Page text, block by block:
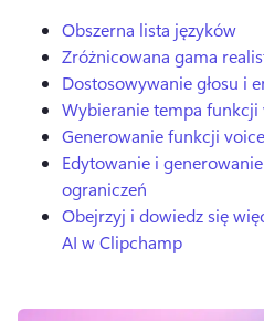
Obszerna lista języków
Zróżnicowana gama
Dostosowywanie głosu i
Wybieranie tempa funkcji
Generowanie funkcji
Edytowanie i
ograniczeń
Obejrzyj i dowiedz się
AI w Clipchamp